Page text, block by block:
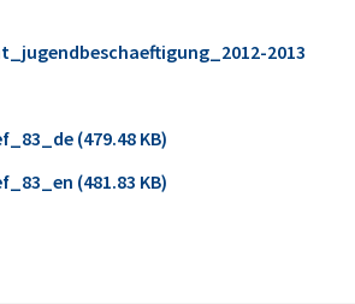
2013
(479.48 KB)
(481.83 KB)